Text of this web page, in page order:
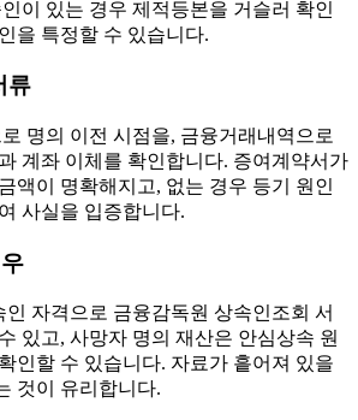
이 있는 경우 제적등본을 거슬러 확인
을 특정할 수 있습니다.
류
명의 이전 시점을, 금융거래내역으로
계좌 이체를 확인합니다. 증여계약서가
액이 명확해지고, 없는 경우 등기 원인
사실을 입증합니다.
자격으로 금융감독원 상속인조회 서
있고, 사망자 명의 재산은 안심상속 원
인할 수 있습니다. 자료가 흩어져 있을
것이 유리합니다.